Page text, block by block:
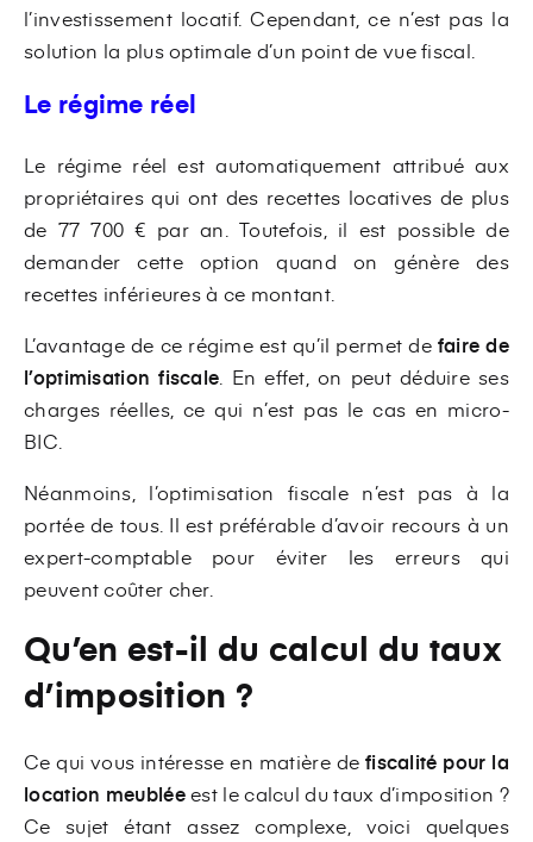
l’investissement locatif. Cependant, ce n’est pas la
solution la plus optimale d’un point de vue fiscal.
Le régime réel
Le régime réel est automatiquement attribué aux
propriétaires qui ont des recettes locatives de plus
de 77 700 € par an. Toutefois, il est possible de
demander cette option quand on génère des
recettes inférieures à ce montant.
L’avantage de ce régime est qu’il permet de faire de
l’optimisation fiscale . En effet, on peut déduire ses
charges réelles, ce qui n’est pas le cas en micro-
BIC.
Néanmoins, l’optimisation fiscale n’est pas à la
portée de tous. Il est préférable d’avoir recours à un
expert-comptable pour éviter les erreurs qui
peuvent coûter cher.
Qu’en est-il du calcul du taux
d’imposition ?
Ce qui vous intéresse en matière de fiscalité pour la
location meubléeest le calcul du taux d’imposition ?
Ce sujet étant assez complexe, voici quelques